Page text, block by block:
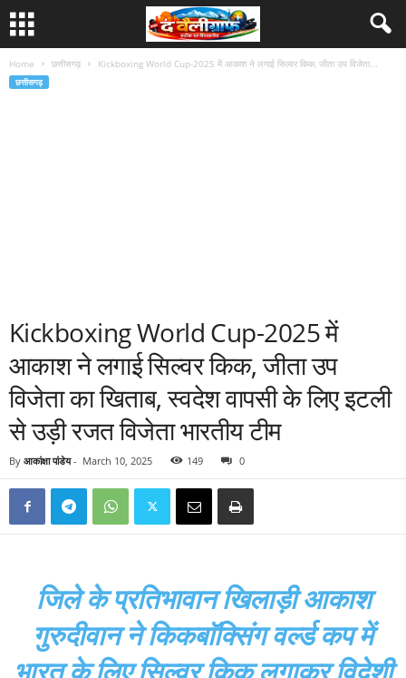
Home छत्तीसगढ़ Kickboxing World Cup-2025 में आकाश ने लगाई सिल्वर किक, जीता उप विजेता...
छत्तीसगढ़
Kickboxing World Cup-2025 में
आकाश ने लगाई सिल्वर किक, जीता उप
विजेता का खिताब, स्वदेश वापसी के लिए इटली
से उड़ी रजत विजेता भारतीय टीम
By आकांक्षा पांडेय- March 10, 2025 149 0
जिले के प्रतिभावान खिलाड़ी आकाश
गुरुदीवान ने किकबाॅक्सिंग वर्ल्ड कप में